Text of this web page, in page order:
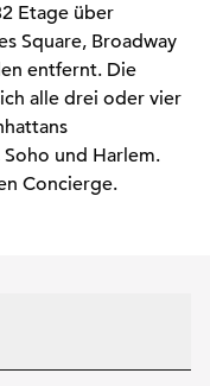
Etage über
Square, Broadway
entfernt. Die
alle drei oder vier
und Harlem.
Concierge.